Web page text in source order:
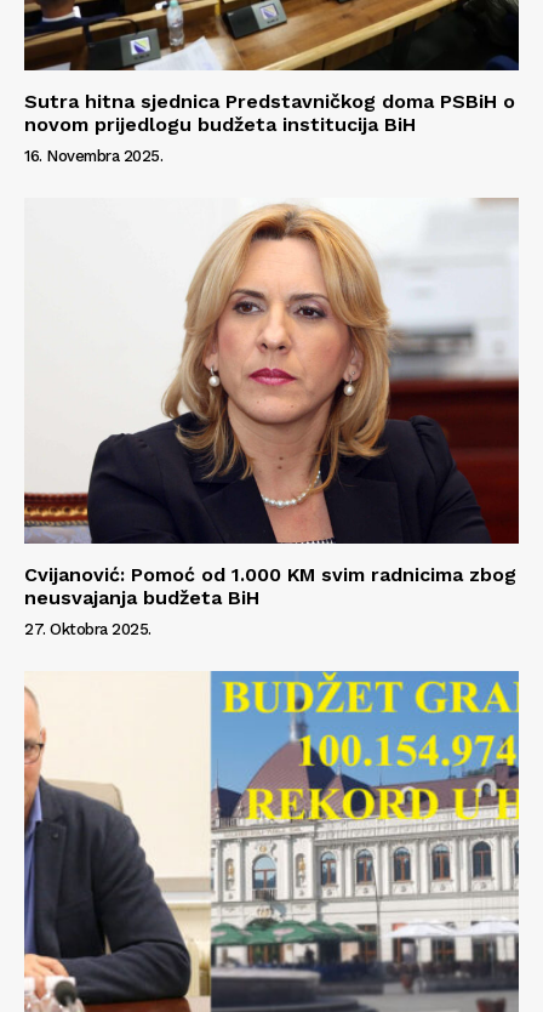
Sutra hitna sjednica Predstavničkog doma PSBiH o
novom prijedlogu budžeta institucija BiH
16. Novembra 2025.
Cvijanović: Pomoć od 1.000 KM svim radnicima zbog
neusvajanja budžeta BiH
27. Oktobra 2025.